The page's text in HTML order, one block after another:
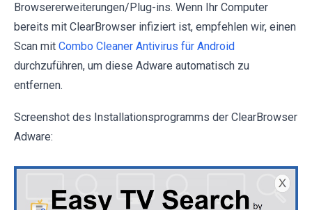
Browsererweiterungen/Plug-ins. Wenn Ihr Computer
bereits mit ClearBrowser infiziert ist, empfehlen wir, einen
Scan mit Combo Cleaner Antivirus für Android
durchzuführen, um diese Adware automatisch zu
entfernen.
Screenshot des Installationsprogramms der ClearBrowser
Adware: